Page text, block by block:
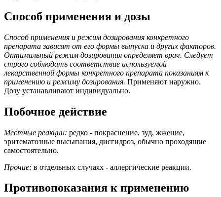
Способ применения и дозы
Способ применения и режим дозирования конкретного
препарата зависят от его формы выпуска и других факторов.
Оптимальный режим дозирования определяет врач. Следует
строго соблюдать соответствие используемой
лекарственной формы конкретного препарата показаниям к
применению и режиму дозирования. Применяют наружно.
Дозу устанавливают индивидуально.
Побочное действие
Местные реакции: редко - покраснение, зуд, жжение,
эритематозные высыпания, дисгидроз, обычно проходящие
самостоятельно.
Прочие: в отдельных случаях - аллергические реакции.
Противопоказания к применению